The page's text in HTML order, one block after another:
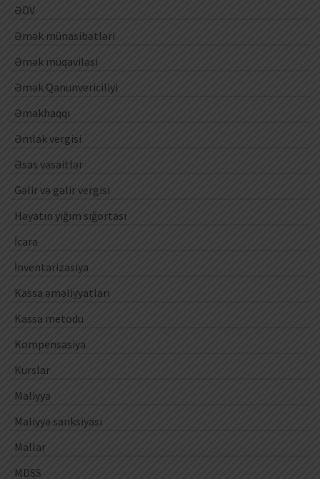
ƏDV
Əmək münasibətləri
Əmək müqaviləsi
Əmək Qanunvericiliyi
Əməkhaqqı
Əmlak vergisi
Əsas vəsaitlər
Gəlir və gəlir vergisi
Həyatın yığım sığortası
İcarə
İnventarizasiya
Kassa əməliyyatları
Kassa metodu
Kompensasiya
Kurslar
Maliyyə
Maliyyə sanksiyası
Mallar
MDSS